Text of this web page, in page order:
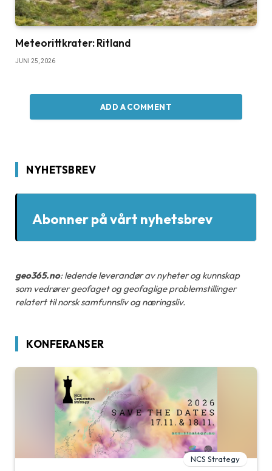
Meteorittkrater: Ritland
JUNI 25, 2026
ADD A COMMENT
NYHETSBREV
Abonner på vårt nyhetsbrev
geo365.no: ledende leverandør av nyheter og kunnskap
som vedrører geofaget og geofaglige problemstillinger
relatert til norsk samfunnsliv og næringsliv.
KONFERANSER
NCS Strategy